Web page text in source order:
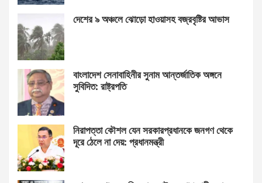
দেশের ৯ অঞ্চলে ঝোড়ো হাওয়াসহ বজ্রবৃষ্টির আভাস
বাংলাদেশ সেনাবাহিনীর সুনাম আন্তর্জাতিক অঙ্গনে
সুবিদিত: রাষ্ট্রপতি
নিরাপত্তা কৌশল যেন সরকারপ্রধানকে জনগণ থেকে
দূরে ঠেলে না দেয়: প্রধানমন্ত্রী